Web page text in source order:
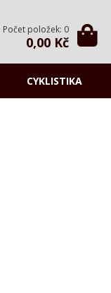
Počet položek: 0
0,00 Kč
CYKLISTIKA